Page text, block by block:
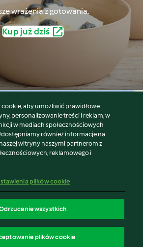
wrażenia z gotowania.
Kup już dziś
aby umożliwić prawidłowe
personalizowanie treści i reklam, w
w mediach społecznościowych
również informacje na
witryny naszymi partnerom z
reklamowego i
plików cookie
wszystkich
plików cookie